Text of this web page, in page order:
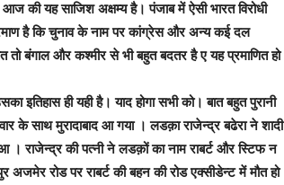
की यह साजिश अक्षम्य है। पंजाब में ऐसी भारत विरोधी
है कि चुनाव के नाम पर कांग्रेस और अन्य कई दल
बंगाल और कश्मीर से भी बहुत बदतर है ए यह प्रमाणित हो
इतिहास ही यही है। याद होगा सभी को। बात बहुत पुरानी
के साथ मुरादाबाद आ गया । लडक़ा राजेन्द्र बढेरा ने शादी
की पत्नी ने लडक़ों का नाम राबर्ट और स्टिफ न
रोड पर राबर्ट की बहन की रोड एक्सीडेन्ट में मौत हो